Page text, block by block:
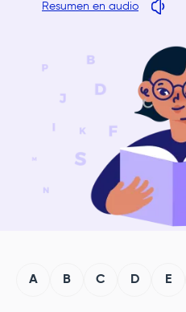
Resumen en audio
A B C D E